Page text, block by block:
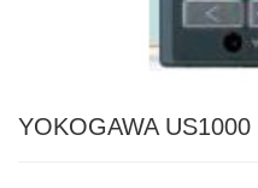
YOKOGAWA US1000